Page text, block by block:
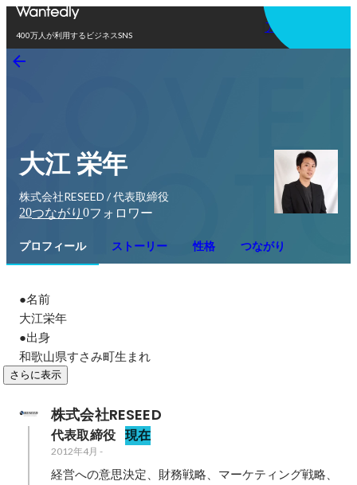
400万人が利用するビジネスSNS
アプリを使う
大江 栄年
株式会社RESEED / 代表取締役
20つながり 0フォロワー
プロフィール ストーリー 性格 つながり
●名前
大江栄年
●出身
和歌山県すさみ町生まれ
さらに表示
株式会社RESEED
代表取締役 現在
2012年4月 -
経営への意思決定、財務戦略、マーケティング戦略、